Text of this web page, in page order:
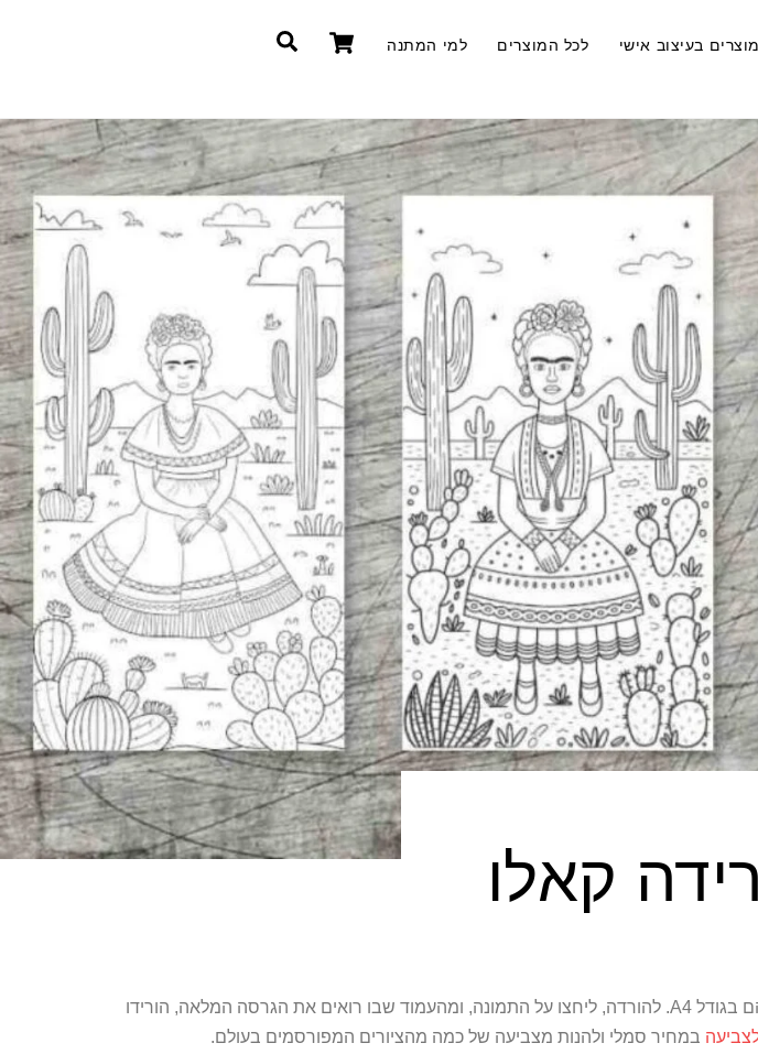
Cartחיפוש מוצרים בעיצוב אישי לכל המוצרים למי המתנה
קאלו
דפי צביעה להורדה של דמותה של פרידה קאלו – בחינם. מתאים לכל הגילאים, הדפים הם בגודל A4. להורדה, ליחצו על התמונה, ומהעמוד שבו רואים את הגרסה המלאה, הורידו
במחיר סמלי ולהנות מצביעה של כמה מהציורים המפורסמים בעולם.